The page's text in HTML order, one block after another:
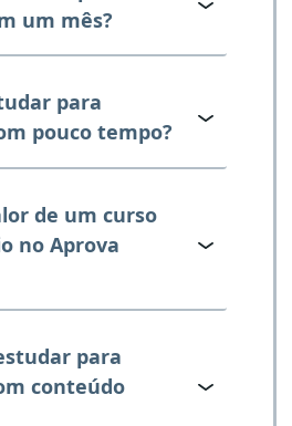
um mês?
para
pouco tempo?
de um curso
no Aprova
para
conteúdo